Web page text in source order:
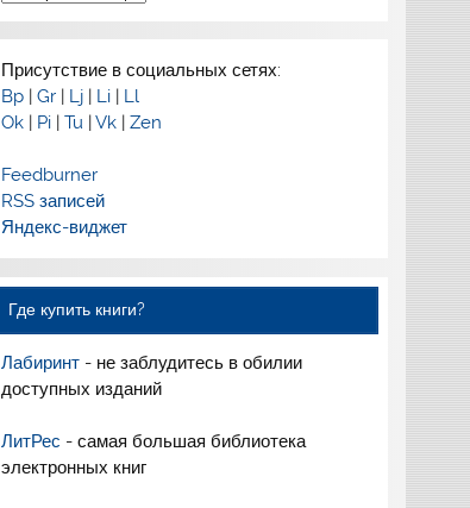
Присутствие в социальных сетях:
Bp| Gr| Lj| Li| Ll
Ok| Pi| Tu | Vk| Zen
Feedburner
RSS записей
Яндекс-виджет
Где купить книги?
Лабиринт- не заблудитесь в обилии
доступных изданий
ЛитРес - самая большая библиотека
электронных книг